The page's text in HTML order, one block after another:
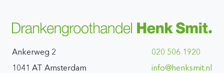
Ankerweg 2
1041 AT Amsterdam
020 506 1920
ln.timskneh@ofni